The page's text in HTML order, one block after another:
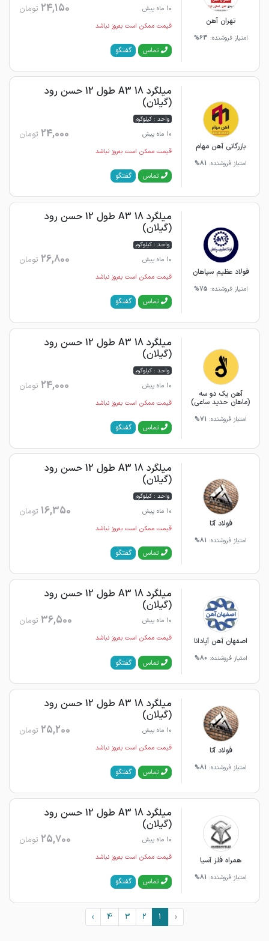
تهران آهن
امتیاز فروشنده: 63%
10 ماه پیش
24,150 تومان
قیمت ممکن است به‌روز نباشد
تماس گفتگو
بازرگانی آهن مهام
امتیاز فروشنده: 81%
میلگرد 18 A3 طول 12 حسن رود
(گیلان)
واحد : کیلوگرم
10 ماه پیش
24,000 تومان
قیمت ممکن است به‌روز نباشد
تماس گفتگو
فولاد عظیم سپاهان
امتیاز فروشنده: 75%
میلگرد 18 A3 طول 12 حسن رود
(گیلان)
واحد : کیلوگرم
10 ماه پیش
26,800 تومان
قیمت ممکن است به‌روز نباشد
تماس گفتگو
آهن یک دو سه
(ماهان حدید ساعی)
امتیاز فروشنده: 71%
میلگرد 18 A3 طول 12 حسن رود
(گیلان)
واحد : کیلوگرم
10 ماه پیش
24,000 تومان
قیمت ممکن است به‌روز نباشد
تماس گفتگو
فولاد آتا
امتیاز فروشنده: 81%
میلگرد 18 A3 طول 12 حسن رود
(گیلان)
واحد : کیلوگرم
10 ماه پیش
16,350 تومان
قیمت ممکن است به‌روز نباشد
تماس گفتگو
اصفهان آهن آپادانا
امتیاز فروشنده: 80%
میلگرد 18 A3 طول 12 حسن رود
(گیلان)
10 ماه پیش 36,500 تومان
قیمت ممکن است به‌روز نباشد
تماس گفتگو
فولاد آتا
امتیاز فروشنده: 81%
میلگرد 18 A3 طول 12 حسن رود
(گیلان)
10 ماه پیش 25,200 تومان
قیمت ممکن است به‌روز نباشد
تماس گفتگو
همراه فلز آسیا
امتیاز فروشنده: 81%
میلگرد 18 A3 طول 12 حسن رود
(گیلان)
10 ماه پیش 25,700 تومان
قیمت ممکن است به‌روز نباشد
تماس گفتگو
‹
1
2
3
4
›